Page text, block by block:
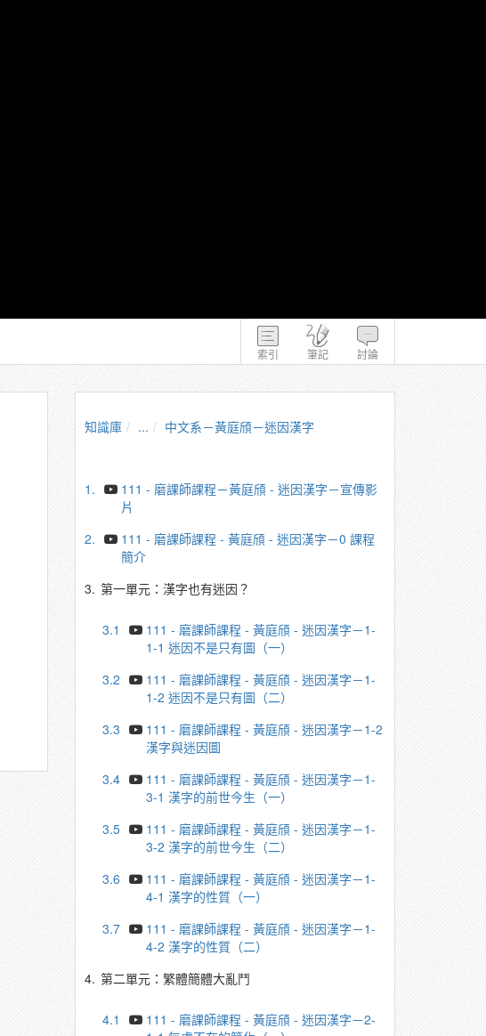
索引 筆記 討論
知識庫 ... 中文系－黃庭頎－迷因漢字
1.
111 - 磨課師課程－黃庭頎 - 迷因漢字－宣傳影
片
2.
111 - 磨課師課程 - 黃庭頎 - 迷因漢字－0 課程
簡介
3. 第一單元：漢字也有迷因？
3.1
111 - 磨課師課程 - 黃庭頎 - 迷因漢字－1-
1-1 迷因不是只有圖（一）
3.2
111 - 磨課師課程 - 黃庭頎 - 迷因漢字－1-
1-2 迷因不是只有圖（二）
3.3
111 - 磨課師課程 - 黃庭頎 - 迷因漢字－1-2
漢字與迷因圖
3.4
111 - 磨課師課程 - 黃庭頎 - 迷因漢字－1-
3-1 漢字的前世今生（一）
3.5
111 - 磨課師課程 - 黃庭頎 - 迷因漢字－1-
3-2 漢字的前世今生（二）
3.6
111 - 磨課師課程 - 黃庭頎 - 迷因漢字－1-
4-1 漢字的性質（一）
3.7
111 - 磨課師課程 - 黃庭頎 - 迷因漢字－1-
4-2 漢字的性質（二）
4. 第二單元：繁體簡體大亂鬥
4.1
111 - 磨課師課程 - 黃庭頎 - 迷因漢字－2-